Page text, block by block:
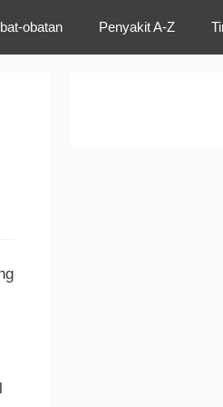
obatan Penyakit A-Z